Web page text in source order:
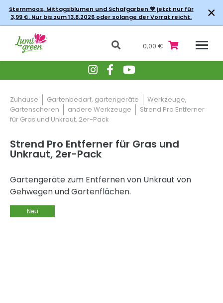
Sternmoos, Mittagsblumen und Schafgarben 💚 jetzt nur für
3,99 €. Nur bis zum 13.8.2026 oder solange der Vorrat reicht.
×
0,00 €
Zuhause Gartenbedarf, gartengeräte
Werkzeuge,
Gartenscheren
andere Werkzeuge
Strend Pro Entferner
für Gras und Unkraut, 2er-Pack
Strend Pro Entferner für Gras und
Unkraut, 2er-Pack
Gartengeräte zum Entfernen von Unkraut von
Gehwegen und Gartenflächen.
Neu